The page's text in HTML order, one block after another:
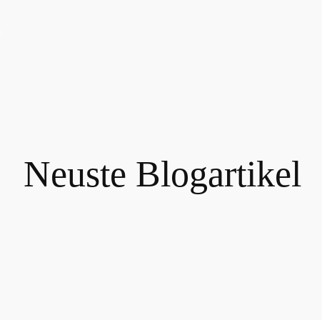
Neuste Blogartikel